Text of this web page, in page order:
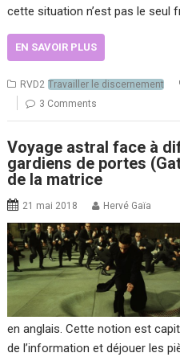
cette situation n’est pas le seul
EN SAVOIR PLUS
RVD2 Travailler le discernement
3 Comments
Voyage astral face à
gardiens de portes
de la matrice
21 mai 2018 Hervé Gaïa
en anglais. Cette notion est
de l’information et déjouer les